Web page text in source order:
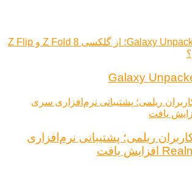
ریلمی؛ پشتیبانی نرم‌افزاری